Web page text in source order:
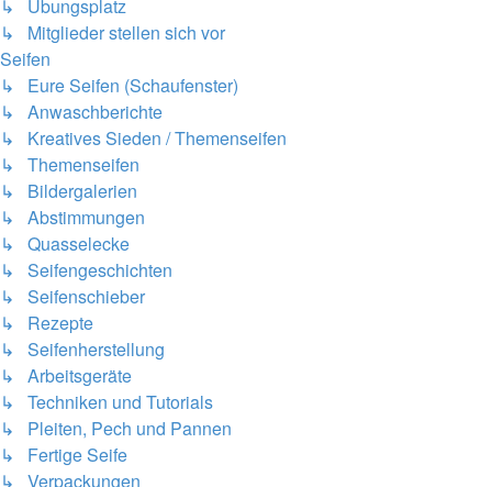
↳ Übungsplatz
↳ Mitglieder stellen sich vor
Seifen
↳ Eure Seifen (Schaufenster)
↳ Anwaschberichte
↳ Kreatives Sieden / Themenseifen
↳ Themenseifen
↳ Bildergalerien
↳ Abstimmungen
↳ Quasselecke
↳ Seifengeschichten
↳ Seifenschieber
↳ Rezepte
↳ Seifenherstellung
↳ Arbeitsgeräte
↳ Techniken und Tutorials
↳ Pleiten, Pech und Pannen
↳ Fertige Seife
↳ Verpackungen